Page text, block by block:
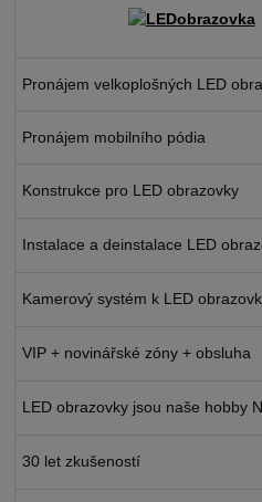
Pronájem velkoplošných LED
Pronájem mobilního pódia
Konstrukce pro LED obrazovky
Instalace a deinstalace LED
Kamerový systém k LED
VIP + novinářské zóny + obsluha
LED obrazovky jsou naše hobby
30 let zkušeností